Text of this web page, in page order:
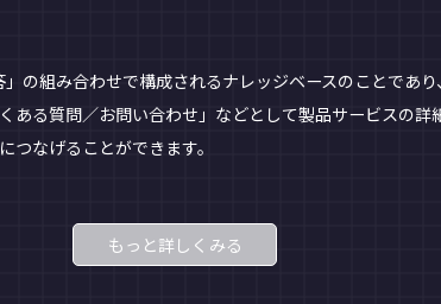
の組み合わせで構成されるナレッジベースのことであ
る質問／お問い合わせ」などとして製品サービスの
なげることができます。
もっと詳しくみる